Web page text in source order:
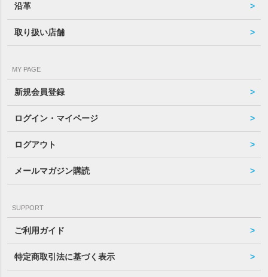
沿革
取り扱い店舗
MY PAGE
新規会員登録
ログイン・マイページ
ログアウト
メールマガジン購読
SUPPORT
ご利用ガイド
特定商取引法に基づく表示